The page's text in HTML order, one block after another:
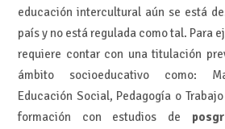
educación intercultural aún se está
país y no está regulada como tal. Para
requiere contar con una titulación
ámbito socioeducativo como:
Educación Social, Pedagogía o
formación con estudios de